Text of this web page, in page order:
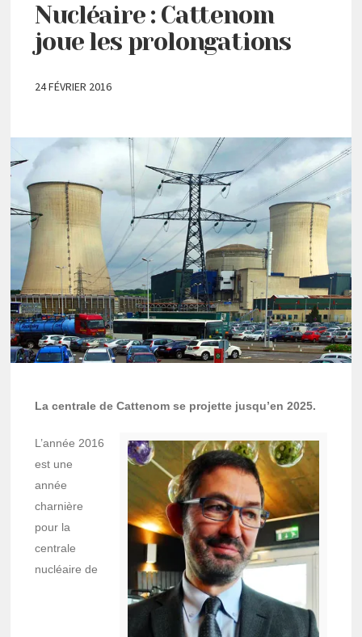
Nucléaire : Cattenom
joue les prolongations
24 FÉVRIER 2016
La centrale de Cattenom se projette jusqu’en 2025.
L’année 2016
est une
année
charnière
pour la
centrale
nucléaire de